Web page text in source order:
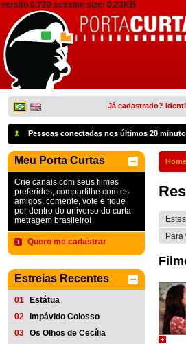
versão 0.720 session size: 0,23KB
Já cadastrado?
Pessoas conectadas nos últimos 20
Meu Porta Curtas
Crie canais com seus filmes
preferidos, compartilhe com os
amigos, comente, vote e fique
por dentro do universo do curta-
metragem brasileiro!
Quero me cadastrar
Estreias Recentes
01
Estátua
02
Impávido Colosso
03 Os Olhos de Cecília
Home